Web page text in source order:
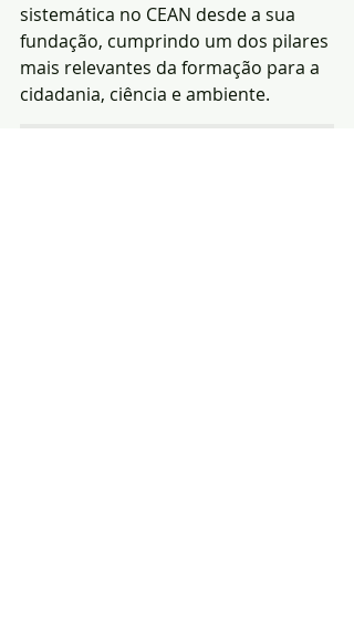
sistemática no CEAN desde a sua
fundação, cumprindo um dos pilares
mais relevantes da formação para a
cidadania, ciência e ambiente.